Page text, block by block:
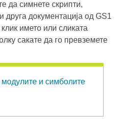
да симнете скрипти,
документација од GS1
името или сликата
сакате да го превземете
и симболите